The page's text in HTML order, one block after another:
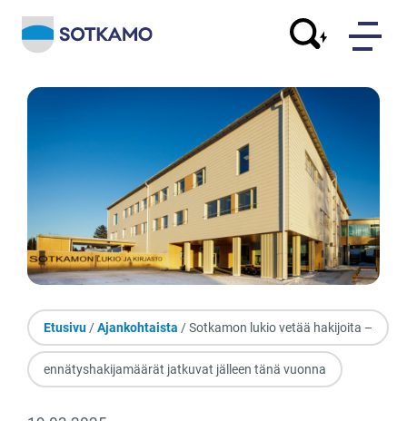
Etusivu /Ajankohtaista / Sotkamon lukio vetää hakijoita –
ennätyshakijamäärät jatkuvat jälleen tänä vuonna